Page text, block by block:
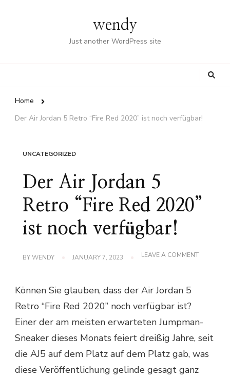
wendy
Just another WordPress site
Home
Der Air Jordan 5 Retro “Fire Red 2020” ist noch verfügbar!
UNCATEGORIZED
Der Air Jordan 5
Retro “Fire Red 2020”
ist noch verfügbar!
BYWENDY JANUARY 7, 2023 LEAVE A COMMENTON
2020”
NOCH
Können Sie glauben, dass der Air Jordan 5
Retro “Fire Red 2020” noch verfügbar ist?
Einer der am meisten erwarteten Jumpman-
Sneaker dieses Monats feiert dreißig Jahre, seit
die AJ5 auf dem Platz auf dem Platz gab, was
diese Veröffentlichung gelinde gesagt ganz